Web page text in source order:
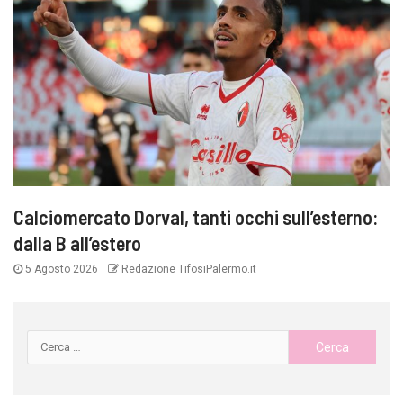
Calciomercato Dorval, tanti occhi sull’esterno:
dalla B all’estero
5 Agosto 2026 Redazione TifosiPalermo.it